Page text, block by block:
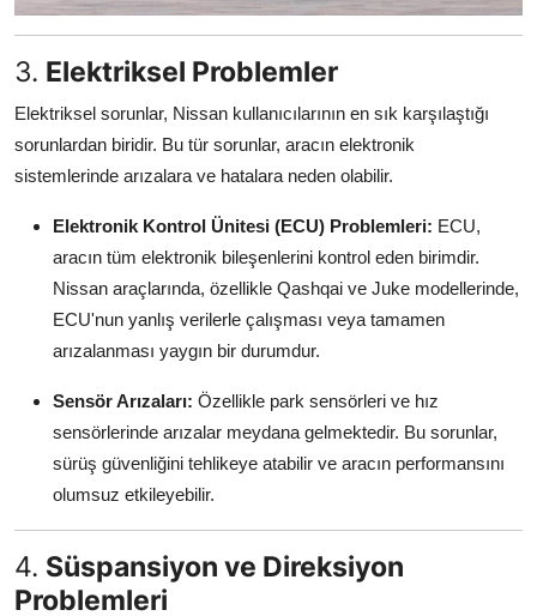
3. Elektriksel Problemler
Elektriksel sorunlar, Nissan kullanıcılarının en sık karşılaştığı
sorunlardan biridir. Bu tür sorunlar, aracın elektronik
sistemlerinde arızalara ve hatalara neden olabilir.
Elektronik Kontrol Ünitesi (ECU) Problemleri: ECU,
aracın tüm elektronik bileşenlerini kontrol eden birimdir.
Nissan araçlarında, özellikle Qashqai ve Juke modellerinde,
ECU'nun yanlış verilerle çalışması veya tamamen
arızalanması yaygın bir durumdur.
Sensör Arızaları: Özellikle park sensörleri ve hız
sensörlerinde arızalar meydana gelmektedir. Bu sorunlar,
sürüş güvenliğini tehlikeye atabilir ve aracın performansını
olumsuz etkileyebilir.
4. Süspansiyon ve Direksiyon
Problemleri